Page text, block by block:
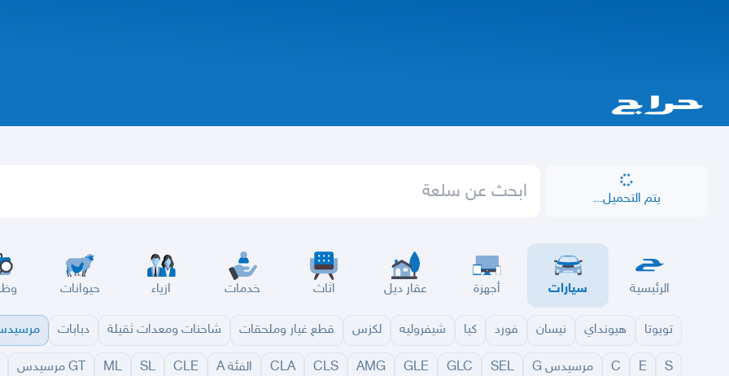
يتم التحميل...
الرئيسية سيارات أجهزة عقار ديل اثاث خدمات ازياء حيوانات
تويوتا هيونداي نيسان فورد كيا شيفروليه لكزس قطع غيار وملحقات شاحنات ومعدات ثقيلة دبابات
S
E
C مرسيدس G SEL
GLC
GLE
AMG
CLS
CLA الفئة A CLE
SL
ML GT مرسيدس